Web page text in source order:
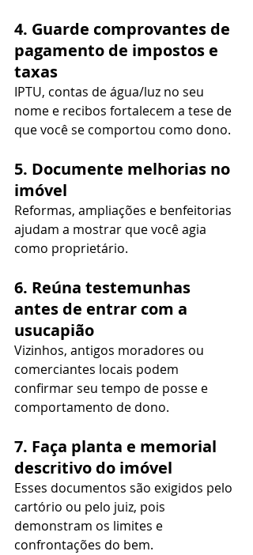
4. Guarde comprovantes de
pagamento de impostos e
taxas
IPTU, contas de água/luz no seu
nome e recibos fortalecem a tese de
que você se comportou como dono.
5. Documente melhorias no
imóvel
Reformas, ampliações e benfeitorias
ajudam a mostrar que você agia
como proprietário.
6. Reúna testemunhas
antes de entrar com a
usucapião
Vizinhos, antigos moradores ou
comerciantes locais podem
confirmar seu tempo de posse e
comportamento de dono.
7. Faça planta e memorial
descritivo do imóvel
Esses documentos são exigidos pelo
cartório ou pelo juiz, pois
demonstram os limites e
confrontações do bem.